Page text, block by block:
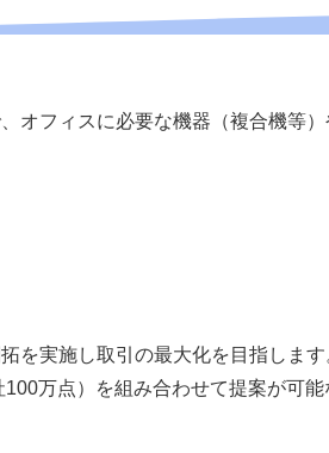
オフィスに必要な機器（複合機等
を実施し取引の最大化を目指します
万点）を組み合わせて提案が可